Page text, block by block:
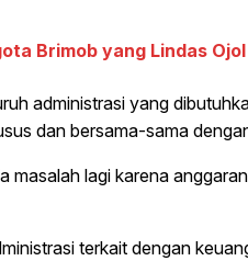
Brimob yang Lindas
administrasi yang
dan bersama-sama
masalah lagi karena
terkait dengan